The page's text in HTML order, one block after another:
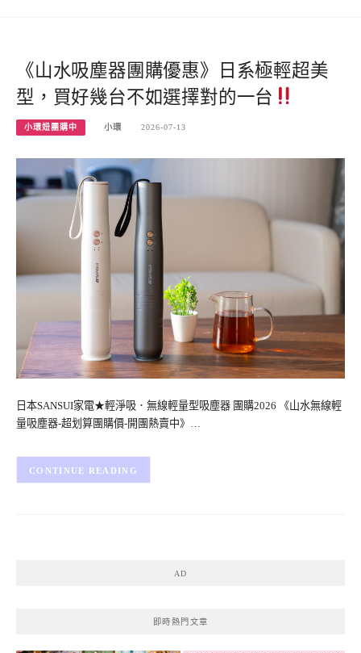
《山水吸塵器團購優惠》日系極輕超美
型，買好幾台不如選擇對的一台
小環妞團購中 小環 2026-07-13
日本SANSUI家電★輕淨吸．無線輕量型吸塵器 團購2026 《山水無線輕
量吸塵器-超划算團購價-開團熱賣中》…
CONTINUE READING
AD
即時熱門文章